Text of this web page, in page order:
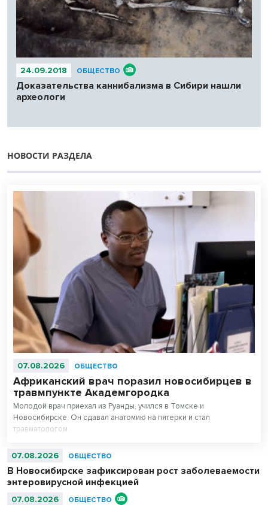
24.09.2018 ОБЩЕСТВО
Доказательства каннибализма в Сибири нашли
археологи
НОВОСТИ РАЗДЕЛА
07.08.2026 ОБЩЕСТВО
Африканский врач поразил новосибирцев в
травмпункте Академгородка
Молодой врач приехал из Руанды, учился в Томске и
Новосибирске. Он сдавал анатомию на пятерки и стал
травматологом.
07.08.2026 ОБЩЕСТВО
В Новосибирске зафиксирован рост заболеваемости
энтеровирусной инфекцией
07.08.2026 ОБЩЕСТВО